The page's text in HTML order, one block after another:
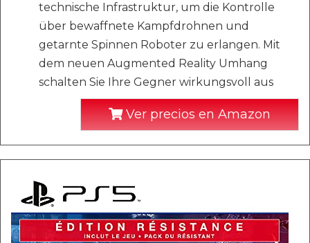
technische Infrastruktur, um die Kontrolle
über bewaffnete Kampfdrohnen und
getarnte Spinnen Roboter zu erlangen. Mit
dem neuen Augmented Reality Umhang
schalten Sie Ihre Gegner wirkungsvoll aus
Ver precios en Amazon